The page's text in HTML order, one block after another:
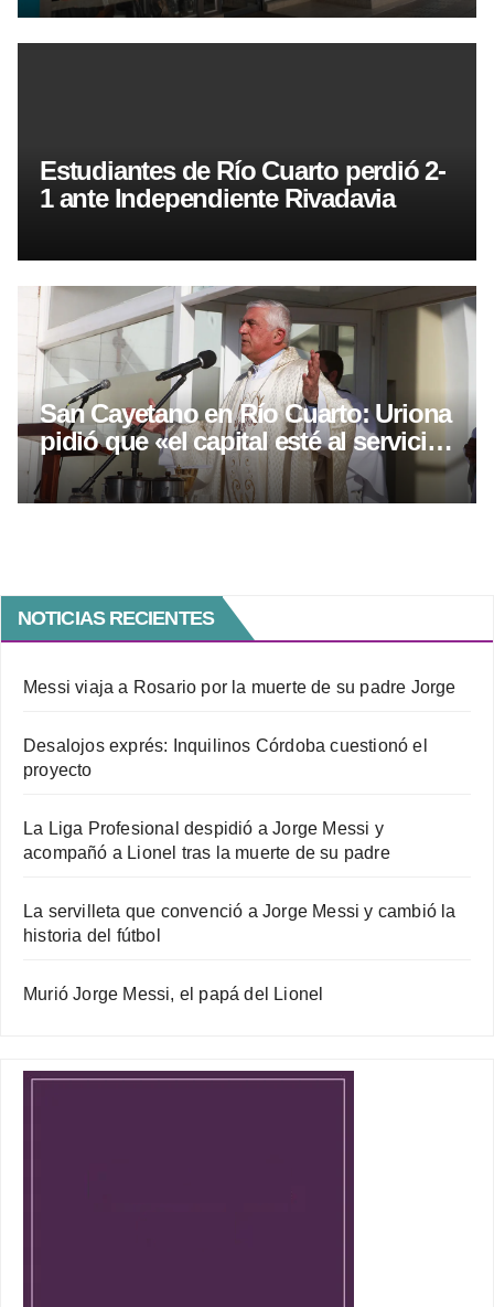
Estudiantes de Río Cuarto perdió 2-
1 ante Independiente Rivadavia
San Cayetano en Río Cuarto: Uriona
pidió que «el capital esté al servicio
del trabajo»
NOTICIAS RECIENTES
Messi viaja a Rosario por la muerte de su padre Jorge
Desalojos exprés: Inquilinos Córdoba cuestionó el
proyecto
La Liga Profesional despidió a Jorge Messi y
acompañó a Lionel tras la muerte de su padre
La servilleta que convenció a Jorge Messi y cambió la
historia del fútbol
Murió Jorge Messi, el papá del Lionel